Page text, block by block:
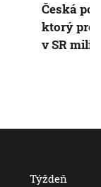
Týždeň
Česká
ktorý
v SR